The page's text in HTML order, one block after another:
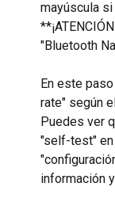
mayúscula
"Bluetooth
En este
rate" según
Puedes ver
"self-test" en
información